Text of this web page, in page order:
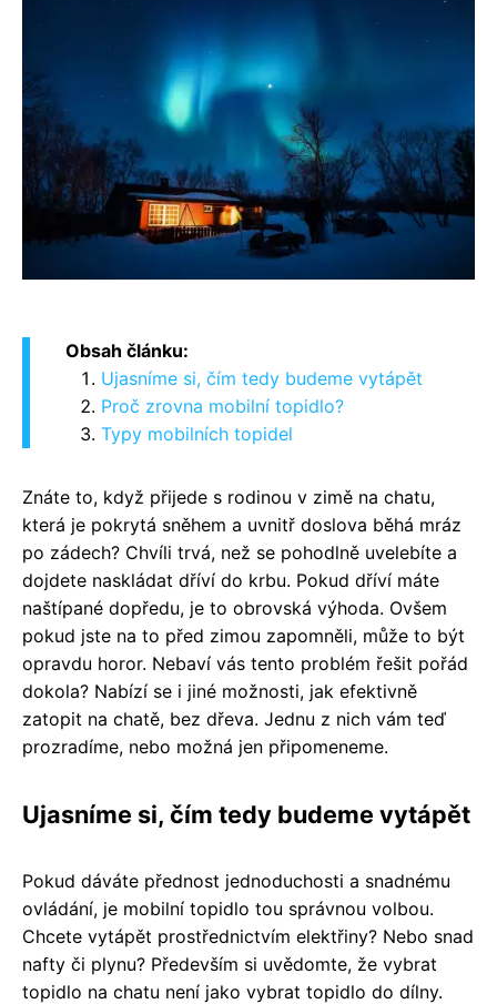
Obsah článku:
Ujasníme si, čím tedy budeme vytápět
Proč zrovna mobilní topidlo?
Typy mobilních topidel
Znáte to, když přijede s rodinou v zimě na chatu,
která je pokrytá sněhem a uvnitř doslova běhá mráz
po zádech? Chvíli trvá, než se pohodlně uvelebíte a
dojdete naskládat dříví do krbu. Pokud dříví máte
naštípané dopředu, je to obrovská výhoda. Ovšem
pokud jste na to před zimou zapomněli, může to být
opravdu horor. Nebaví vás tento problém řešit pořád
dokola? Nabízí se i jiné možnosti, jak efektivně
zatopit na chatě, bez dřeva. Jednu z nich vám teď
prozradíme, nebo možná jen připomeneme.
Ujasníme si, čím tedy budeme vytápět
Pokud dáváte přednost jednoduchosti a snadnému
ovládání, je mobilní topidlo tou správnou volbou.
Chcete vytápět prostřednictvím elektřiny? Nebo snad
nafty či plynu? Především si uvědomte, že vybrat
topidlo na chatu není jako vybrat topidlo do dílny.